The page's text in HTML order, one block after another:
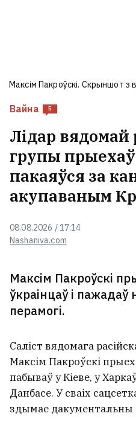
Вайна 5
Nashaniva.com
08.08.2026 / 17:14
Лідар вядомай
групы прыехаў
пакаяўся за
акупаваным
Максім Пакроўскі
ўкраінцаў і
перамогі.
Максім Пакроўскі. Скрыншот з
Саліст вядомага
Максім Пакроўскі
пабываў у Кіеве, у
Данбасе. У сваіх
здымае дакументальны